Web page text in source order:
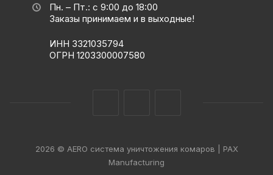
Пн. – Пт.: с 9:00 до 18:00
Заказы принимаем и в выходные!
ИНН 3321035794
ОГРН 1203300007580
2026 © AERO система уничтожения комаров | PAX
Manufacturing